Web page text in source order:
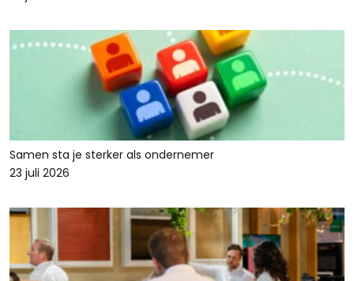
Samen sta je sterker als ondernemer
23 juli 2026